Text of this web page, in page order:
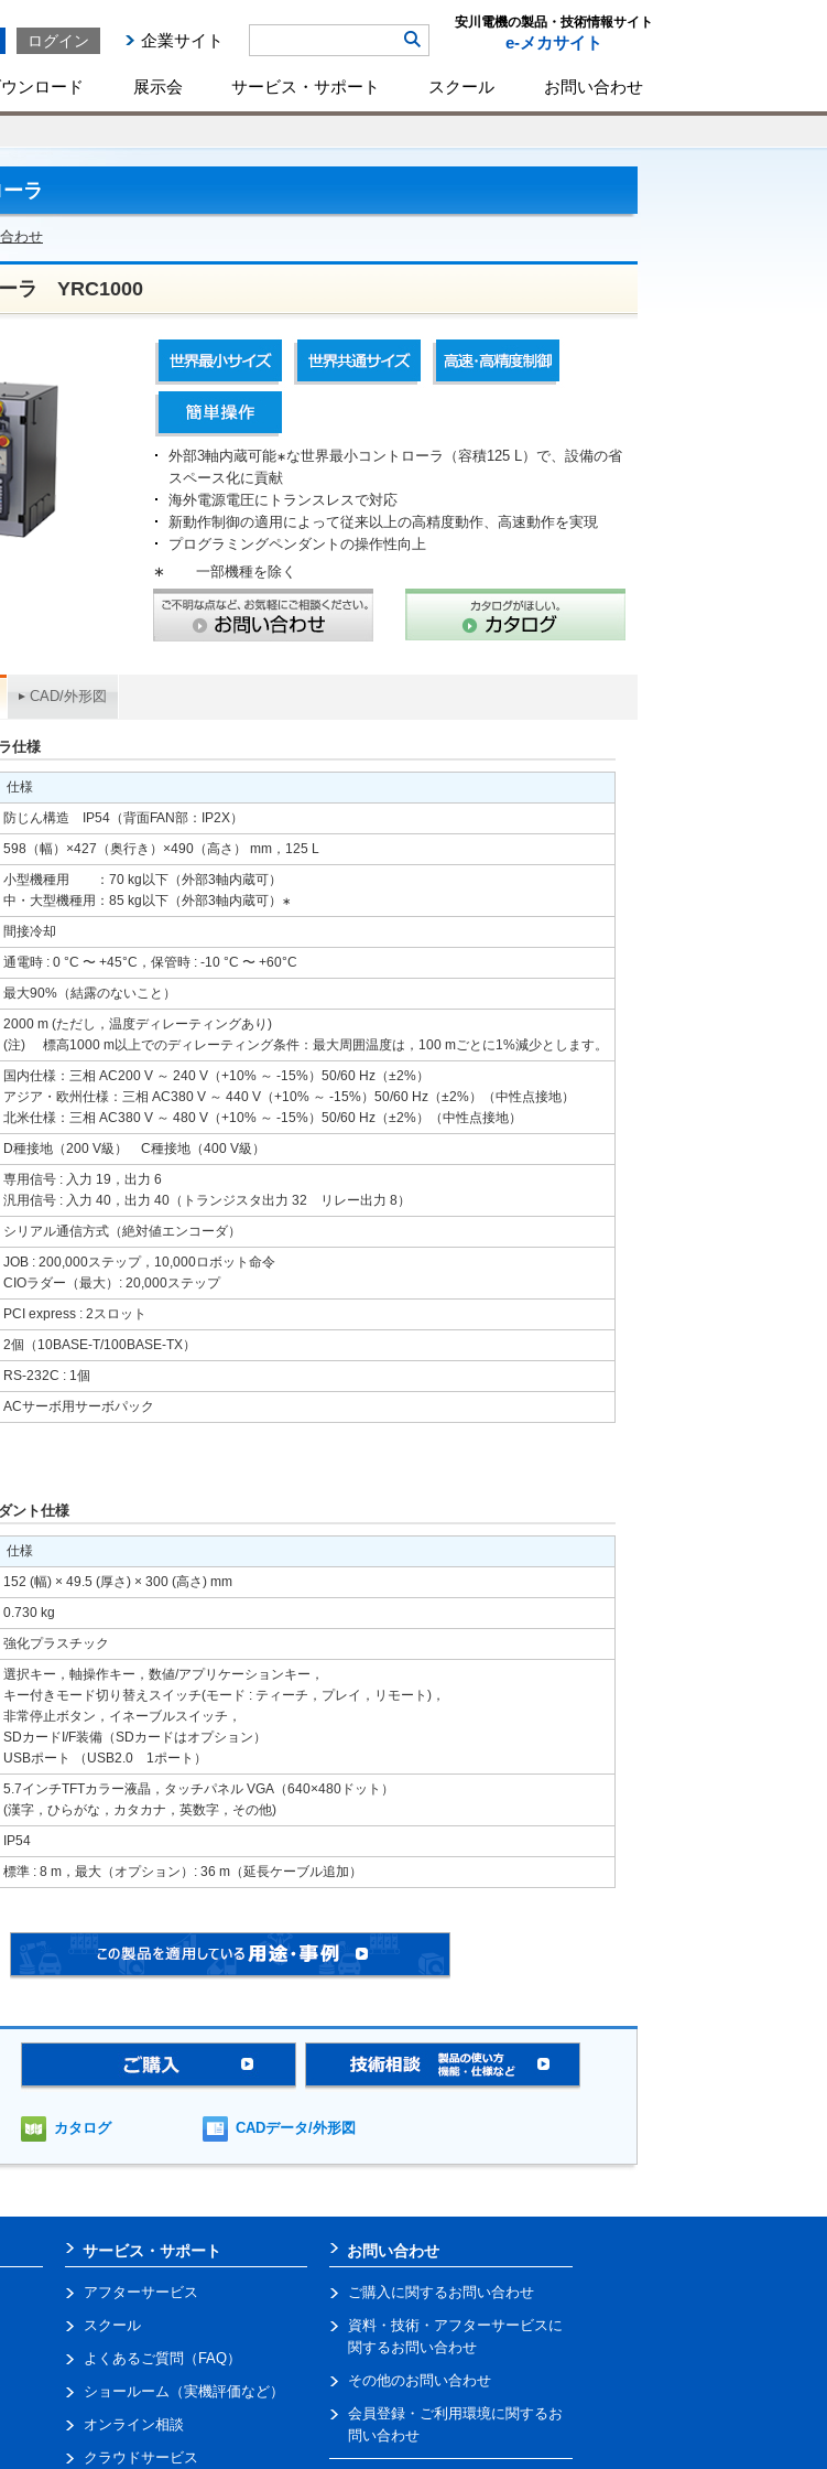
ログイン 企業サイト
安川電機の製品・技術情報サイト
e-メカサイト
ンロード 展示会 サービス・サポート スクール お問い合わせ
ラ
わせ
ーラ YRC1000
外部3軸内蔵可能∗な世界最小コントローラ（容積125 L）で、設備の省
スペース化に貢献
海外電源電圧にトランスレスで対応
新動作制御の適用によって従来以上の高精度動作、高速動作を実現
プログラミングペンダントの操作性向上
∗
一部機種を除く
CAD/外形図
仕様
仕様
防じん構造 IP54（背面FAN部：IP2X）
598（幅）×427（奥行き）×490（高さ） mm，125 L
小型機種用 ：70 kg以下（外部3軸内蔵可）
中・大型機種用：85 kg以下（外部3軸内蔵可）
∗
間接冷却
通電時 : 0 °C 〜 +45°C，保管時 : -10 °C 〜 +60°C
最大90%（結露のないこと）
2000 m (ただし，温度ディレーティングあり)
(注)
標高1000 m以上でのディレーティング条件：最大周囲温度は，100 mごとに1%減少とします。
国内仕様：三相 AC200 V ～ 240 V（+10% ～ -15%）50/60 Hz（±2%）
アジア・欧州仕様：三相 AC380 V ～ 440 V（+10% ～ -15%）50/60 Hz（±2%）（中性点接地）
北米仕様：三相 AC380 V ～ 480 V（+10% ～ -15%）50/60 Hz（±2%）（中性点接地）
D種接地（200 V級） C種接地（400 V級）
専用信号 : 入力 19，出力 6
汎用信号 : 入力 40，出力 40（トランジスタ出力 32 リレー出力 8）
シリアル通信方式（絶対値エンコーダ）
JOB : 200,000ステップ，10,000ロボット命令
CIOラダー（最大）: 20,000ステップ
PCI express : 2スロット
2個（10BASE-T/100BASE-TX）
RS-232C : 1個
ACサーボ用サーボパック
ント仕様
仕様
152 (幅) × 49.5 (厚さ) × 300 (高さ) mm
0.730 kg
強化プラスチック
選択キー，軸操作キー，数値/アプリケーションキー，
キー付きモード切り替えスイッチ(モード : ティーチ，プレイ，リモート)，
非常停止ボタン，イネーブルスイッチ，
SDカードI/F装備（SDカードはオプション）
USBポート （USB2.0 1ポート）
5.7インチTFTカラー液晶，タッチパネル VGA（640×480ドット）
(漢字，ひらがな，カタカナ，英数字，その他)
IP54
標準 : 8 m，最大（オプション）: 36 m（延長ケーブル追加）
カタログ CADデータ/外形図
サービス・サポート
アフターサービス
スクール
よくあるご質問（FAQ）
ショールーム（実機評価など）
オンライン相談
クラウドサービス
お問い合わせ
ご購入に関するお問い合わせ
資料・技術・アフターサービスに
関するお問い合わせ
その他のお問い合わせ
会員登録・ご利用環境に関するお
問い合わせ